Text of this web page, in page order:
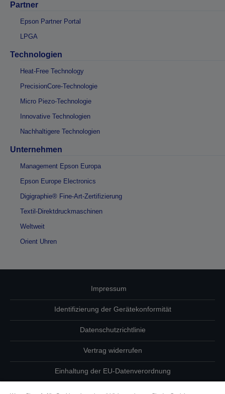
Partner
Epson Partner Portal
LPGA
Technologien
Heat-Free Technology
PrecisionCore-Technologie
Micro Piezo-Technologie
Innovative Technologien
Nachhaltigere Technologien
Unternehmen
Management Epson Europa
Epson Europe Electronics
Digigraphie® Fine-Art-Zertifizierung
Textil-Direktdruckmaschinen
Weltweit
Orient Uhren
Impressum
Identifizierung der Gerätekonformität
Datenschutzrichtlinie
Vertrag widerrufen
Einhaltung der EU-Datenverordnung